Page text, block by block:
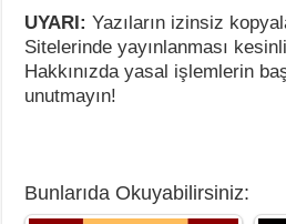
UYARI: Yazıların izinsiz
Sitelerinde yayınlanması
Hakkınızda yasal işlemlerin
unutmayın!
Bunlarıda Okuyabilirsiniz: